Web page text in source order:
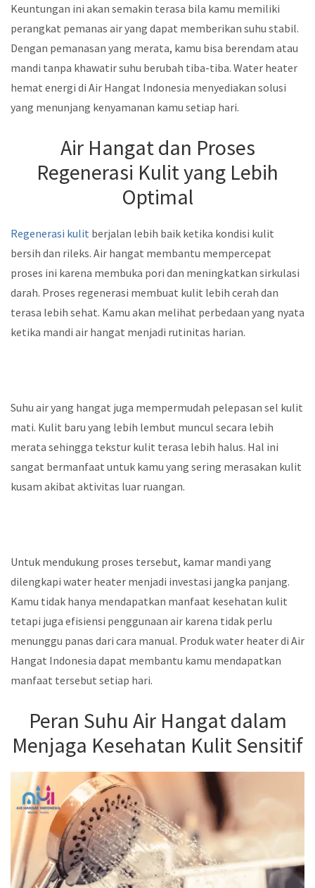
Keuntungan ini akan semakin terasa bila kamu memiliki
perangkat pemanas air yang dapat memberikan suhu stabil.
Dengan pemanasan yang merata, kamu bisa berendam atau
mandi tanpa khawatir suhu berubah tiba-tiba. Water heater
hemat energi di Air Hangat Indonesia menyediakan solusi
yang menunjang kenyamanan kamu setiap hari.
Air Hangat dan Proses
Regenerasi Kulit yang Lebih
Optimal
Regenerasi kulit berjalan lebih baik ketika kondisi kulit
bersih dan rileks. Air hangat membantu mempercepat
proses ini karena membuka pori dan meningkatkan sirkulasi
darah. Proses regenerasi membuat kulit lebih cerah dan
terasa lebih sehat. Kamu akan melihat perbedaan yang nyata
ketika mandi air hangat menjadi rutinitas harian.
Suhu air yang hangat juga mempermudah pelepasan sel kulit
mati. Kulit baru yang lebih lembut muncul secara lebih
merata sehingga tekstur kulit terasa lebih halus. Hal ini
sangat bermanfaat untuk kamu yang sering merasakan kulit
kusam akibat aktivitas luar ruangan.
Untuk mendukung proses tersebut, kamar mandi yang
dilengkapi water heater menjadi investasi jangka panjang.
Kamu tidak hanya mendapatkan manfaat kesehatan kulit
tetapi juga efisiensi penggunaan air karena tidak perlu
menunggu panas dari cara manual. Produk water heater di Air
Hangat Indonesia dapat membantu kamu mendapatkan
manfaat tersebut setiap hari.
Peran Suhu Air Hangat dalam
Menjaga Kesehatan Kulit Sensitif